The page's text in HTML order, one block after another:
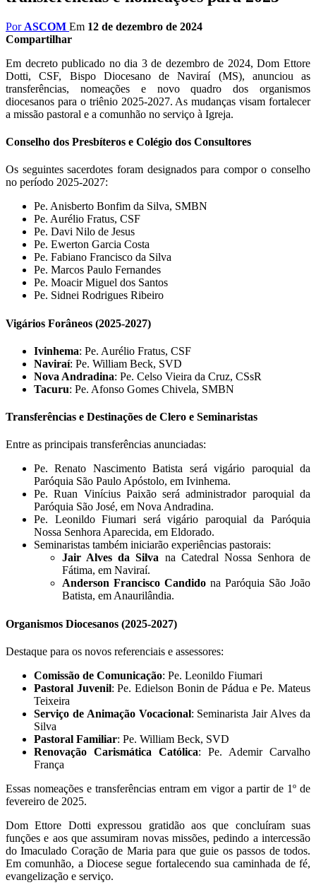
Por ASCOM Em 12 de dezembro de 2024
Compartilhar
Em decreto publicado no dia 3 de dezembro de 2024, Dom Ettore
Dotti, CSF, Bispo Diocesano de Naviraí (MS), anunciou as
transferências, nomeações e novo quadro dos organismos
diocesanos para o triênio 2025-2027. As mudanças visam fortalecer
a missão pastoral e a comunhão no serviço à Igreja.
Conselho dos Presbíteros e Colégio dos Consultores
Os seguintes sacerdotes foram designados para compor o conselho
no período 2025-2027:
Pe. Anisberto Bonfim da Silva, SMBN
Pe. Aurélio Fratus, CSF
Pe. Davi Nilo de Jesus
Pe. Ewerton Garcia Costa
Pe. Fabiano Francisco da Silva
Pe. Marcos Paulo Fernandes
Pe. Moacir Miguel dos Santos
Pe. Sidnei Rodrigues Ribeiro
Vigários Forâneos (2025-2027)
Ivinhema: Pe. Aurélio Fratus, CSF
Naviraí: Pe. William Beck, SVD
Nova Andradina: Pe. Celso Vieira da Cruz, CSsR
Tacuru: Pe. Afonso Gomes Chivela, SMBN
Transferências e Destinações de Clero e Seminaristas
Entre as principais transferências anunciadas:
Pe. Renato Nascimento Batista será vigário paroquial da
Paróquia São Paulo Apóstolo, em Ivinhema.
Pe. Ruan Vinícius Paixão será administrador paroquial da
Paróquia São José, em Nova Andradina.
Pe. Leonildo Fiumari será vigário paroquial da Paróquia
Nossa Senhora Aparecida, em Eldorado.
Seminaristas também iniciarão experiências pastorais:
Jair Alves da Silva na Catedral Nossa Senhora de
Fátima, em Naviraí.
Anderson Francisco Candido na Paróquia São João
Batista, em Anaurilândia.
Organismos Diocesanos (2025-2027)
Destaque para os novos referenciais e assessores:
Comissão de Comunicação: Pe. Leonildo Fiumari
Pastoral Juvenil: Pe. Edielson Bonin de Pádua e Pe. Mateus
Teixeira
Serviço de Animação Vocacional: Seminarista Jair Alves da
Silva
Pastoral Familiar: Pe. William Beck, SVD
Renovação Carismática Católica: Pe. Ademir Carvalho
França
Essas nomeações e transferências entram em vigor a partir de 1º de
fevereiro de 2025.
Dom Ettore Dotti expressou gratidão aos que concluíram suas
funções e aos que assumiram novas missões, pedindo a intercessão
do Imaculado Coração de Maria para que guie os passos de todos.
Em comunhão, a Diocese segue fortalecendo sua caminhada de fé,
evangelização e serviço.